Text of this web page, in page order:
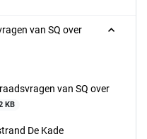
van SQ over
van SQ over
KB
De Kade